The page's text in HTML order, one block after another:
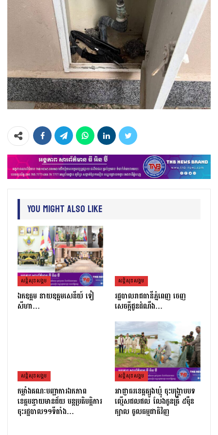
You Might Also Like
សន្តិសុខសង្គម
ឯកឧត្តម នាយឧត្តមសេនីយ៍ ទៀ
សីហា…
សន្តិសុខសង្គម
រដ្ឋបាលរាជធានីភ្នំពេញ ចេញ
សេចក្តីជូនដំណឹង…
សន្តិសុខសង្គម
កម្លាំងគណៈបញ្ជាការឯកភាព
ខេត្ដបន្ទាយមានជ័យ បន្ដប្រតិបត្ដិការ
ចុះរដ្ឋបាល១១ទីតាំង…
សន្តិសុខសង្គម
អាជ្ញាធរខេត្តត្បូងឃ្មុំ ចុះបង្ក្រាបបទ
ល្មើសជលផល លែងកូនត្រី ៥ម៉ឺន
ក្បាល ចូលធម្មជាតិវិញ